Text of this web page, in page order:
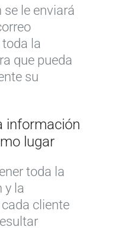
le enviará
la
que pueda
su
información
lugar
toda la
y la
cliente